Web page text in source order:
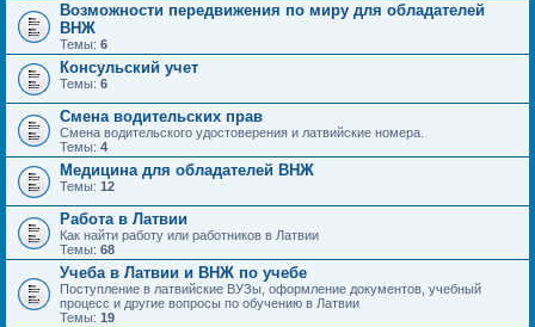
Возможности передвижения по миру для обладателей
ВНЖ
Темы: 6
Консульский учет
Темы: 6
Смена водительских прав
Смена водительского удостоверения и латвийские номера.
Темы: 4
Медицина для обладателей ВНЖ
Темы: 12
Работа в Латвии
Как найти работу или работников в Латвии
Темы: 68
Учеба в Латвии и ВНЖ по учебе
Поступление в латвийские ВУЗы, оформление документов, учебный
процесс и другие вопросы по обучению в Латвии
Темы: 19